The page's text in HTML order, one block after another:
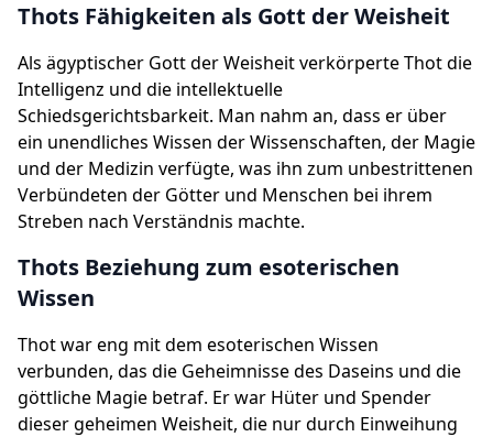
Thots Fähigkeiten als Gott der Weisheit
Als ägyptischer Gott der Weisheit verkörperte Thot die
Intelligenz und die intellektuelle
Schiedsgerichtsbarkeit. Man nahm an, dass er über
ein unendliches Wissen der Wissenschaften, der Magie
und der Medizin verfügte, was ihn zum unbestrittenen
Verbündeten der Götter und Menschen bei ihrem
Streben nach Verständnis machte.
Thots Beziehung zum esoterischen
Wissen
Thot war eng mit dem esoterischen Wissen
verbunden, das die Geheimnisse des Daseins und die
göttliche Magie betraf. Er war Hüter und Spender
dieser geheimen Weisheit, die nur durch Einweihung